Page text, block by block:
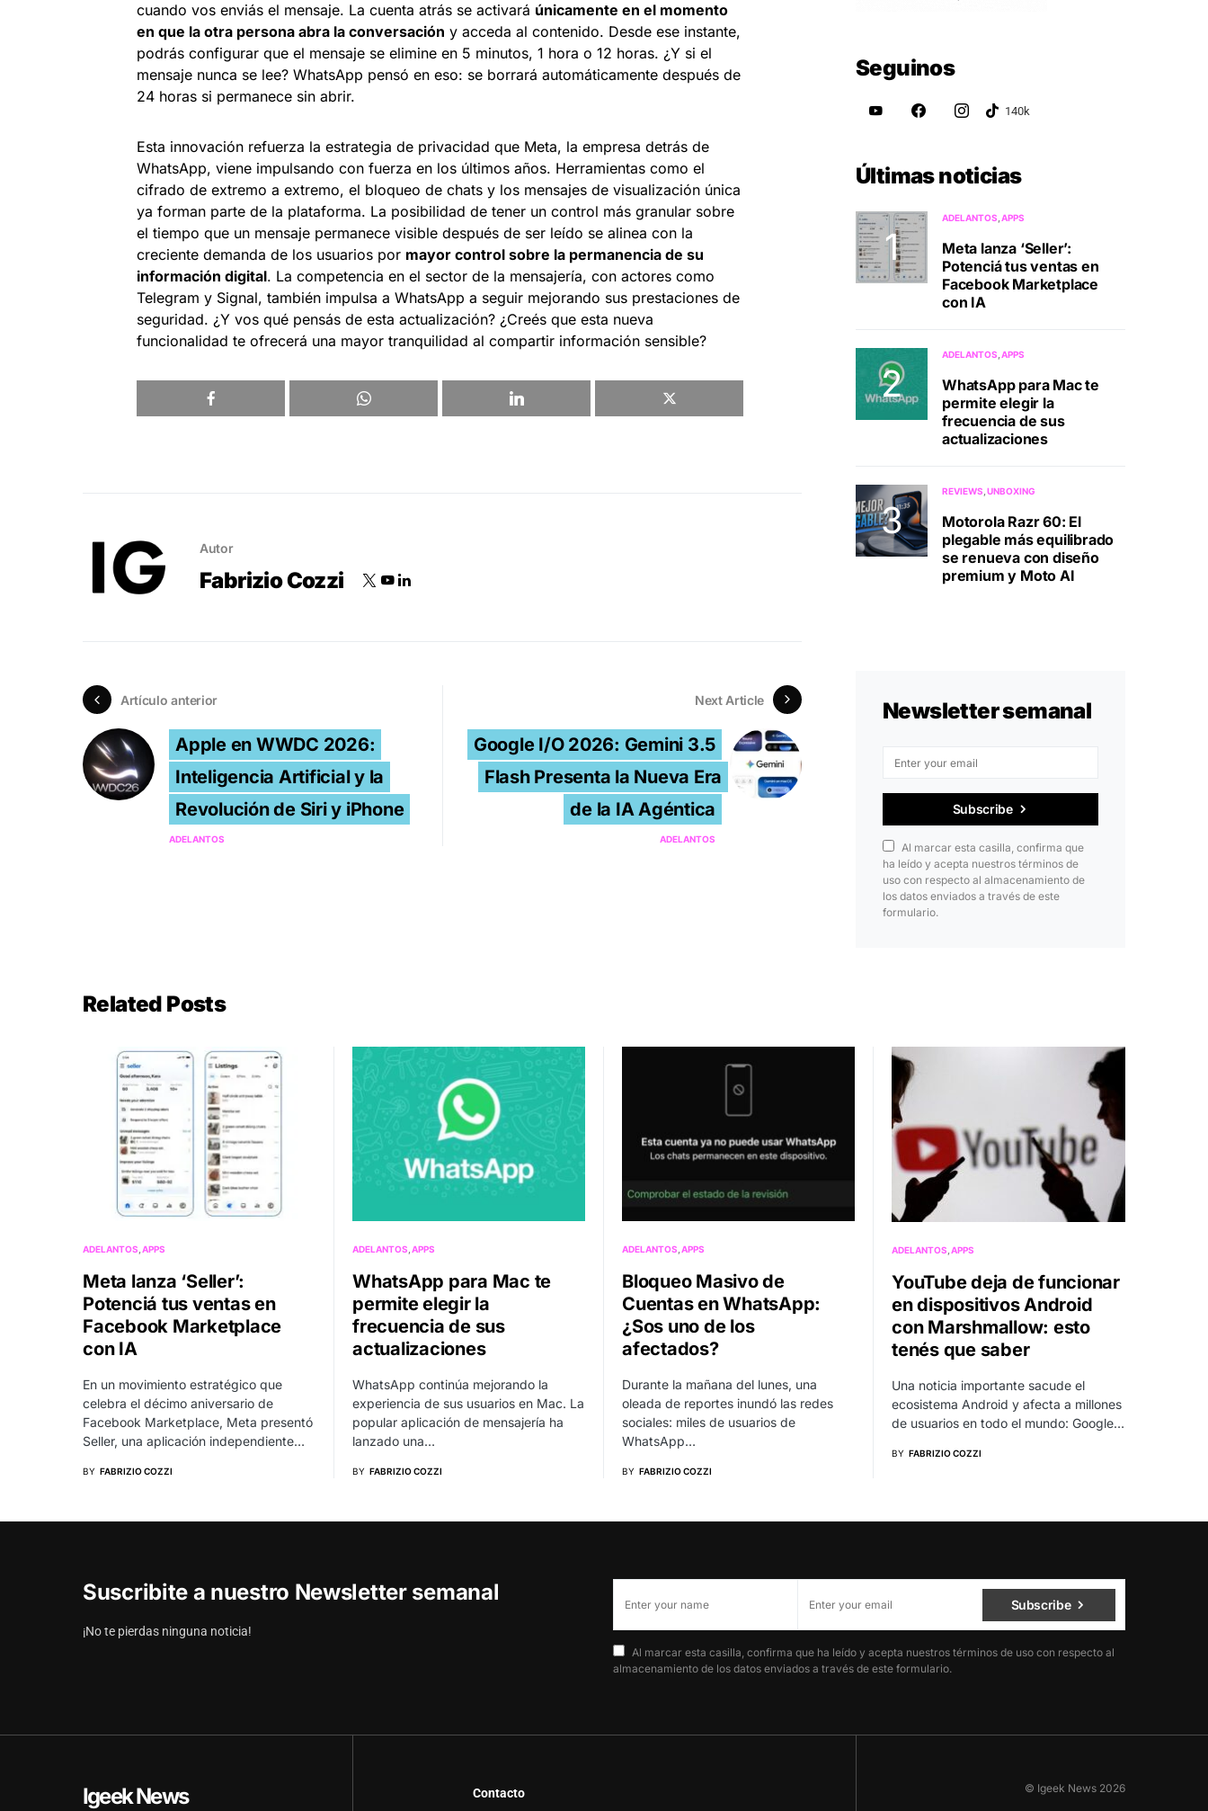
cuando vos enviás el mensaje. La cuenta atrás se activará únicamente en el momento
en que la otra persona abra la conversación y acceda al contenido. Desde ese instante,
podrás configurar que el mensaje se elimine en 5 minutos, 1 hora o 12 horas. ¿Y si el
mensaje nunca se lee? WhatsApp pensó en eso: se borrará automáticamente después de
24 horas si permanece sin abrir.
Esta innovación refuerza la estrategia de privacidad que Meta, la empresa detrás de
WhatsApp, viene impulsando con fuerza en los últimos años. Herramientas como el
cifrado de extremo a extremo, el bloqueo de chats y los mensajes de visualización única
ya forman parte de la plataforma. La posibilidad de tener un control más granular sobre
el tiempo que un mensaje permanece visible después de ser leído se alinea con la
creciente demanda de los usuarios por mayor control sobre la permanencia de su
información digital. La competencia en el sector de la mensajería, con actores como
Telegram y Signal, también impulsa a WhatsApp a seguir mejorando sus prestaciones de
seguridad. ¿Y vos qué pensás de esta actualización? ¿Creés que esta nueva
funcionalidad te ofrecerá una mayor tranquilidad al compartir información sensible?
Autor
Fabrizio Cozzi
Artículo anterior
Apple en WWDC 2026:
Inteligencia Artificial y la
Revolución de Siri y iPhone
ADELANTOS
Next Article
Google I/O 2026: Gemini 3.5
Flash Presenta la Nueva Era
de la IA Agéntica
ADELANTOS
Seguinos
Últimas noticias
ADELANTOS APPS
Meta lanza ‘Seller’:
Potenciá tus ventas en
Facebook Marketplace
con IA
ADELANTOS APPS
WhatsApp para Mac te
permite elegir la
frecuencia de sus
actualizaciones
REVIEWS UNBOXING
Motorola Razr 60: El
plegable más equilibrado
se renueva con diseño
premium y Moto AI
Newsletter semanal
Subscribe
Al marcar esta casilla, confirma que
ha leído y acepta nuestros términos de
uso con respecto al almacenamiento de
los datos enviados a través de este
formulario.
Related Posts
ADELANTOS APPS
Meta lanza ‘Seller’:
Potenciá tus ventas en
Facebook Marketplace
con IA
En un movimiento estratégico que
celebra el décimo aniversario de
Facebook Marketplace, Meta presentó
Seller, una aplicación independiente…
BY FABRIZIO COZZI
ADELANTOS APPS
WhatsApp para Mac te
permite elegir la
frecuencia de sus
actualizaciones
WhatsApp continúa mejorando la
experiencia de sus usuarios en Mac. La
popular aplicación de mensajería ha
lanzado una…
BY FABRIZIO COZZI
ADELANTOS APPS
Bloqueo Masivo de
Cuentas en WhatsApp:
¿Sos uno de los
afectados?
Durante la mañana del lunes, una
oleada de reportes inundó las redes
sociales: miles de usuarios de
WhatsApp…
BY FABRIZIO COZZI
ADELANTOS APPS
YouTube deja de funcionar
en dispositivos Android
con Marshmallow: esto
tenés que saber
Una noticia importante sacude el
ecosistema Android y afecta a millones
de usuarios en todo el mundo: Google…
BY FABRIZIO COZZI
Suscribite a nuestro Newsletter semanal
¡No te pierdas ninguna noticia!
Subscribe
Al marcar esta casilla, confirma que ha leído y acepta nuestros términos de uso con respecto al
almacenamiento de los datos enviados a través de este formulario.
Igeek News Contacto © Igeek News 2026